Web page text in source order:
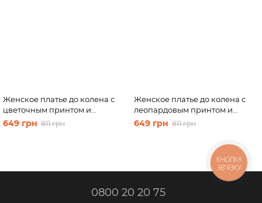
Женское платье до колена с
цветочным принтом и
коротким рукавом черное
Merlini Ферро 700000263,
649 грн 811 грн
Женское платье до колена с
леопардовым принтом и
коротким рукавом черное
Merlini Каваторе 700000281,
649 грн 811 грн
0800 20 20 75
КНОПКА
ЗВ'ЯЗКУ